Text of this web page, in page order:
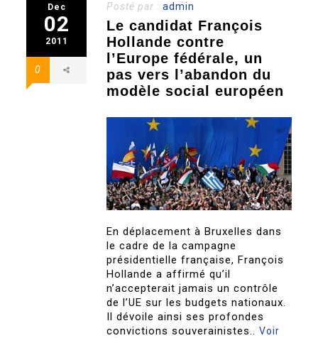
Dec
02
2011
0
Posté par :admin
Le candidat François
Hollande contre
l’Europe fédérale, un
pas vers l’abandon du
modèle social européen
En déplacement à Bruxelles dans
le cadre de la campagne
présidentielle française, François
Hollande a affirmé qu’il
n’accepterait jamais un contrôle
de l’UE sur les budgets nationaux.
Il dévoile ainsi ses profondes
convictions souverainistes..Voir